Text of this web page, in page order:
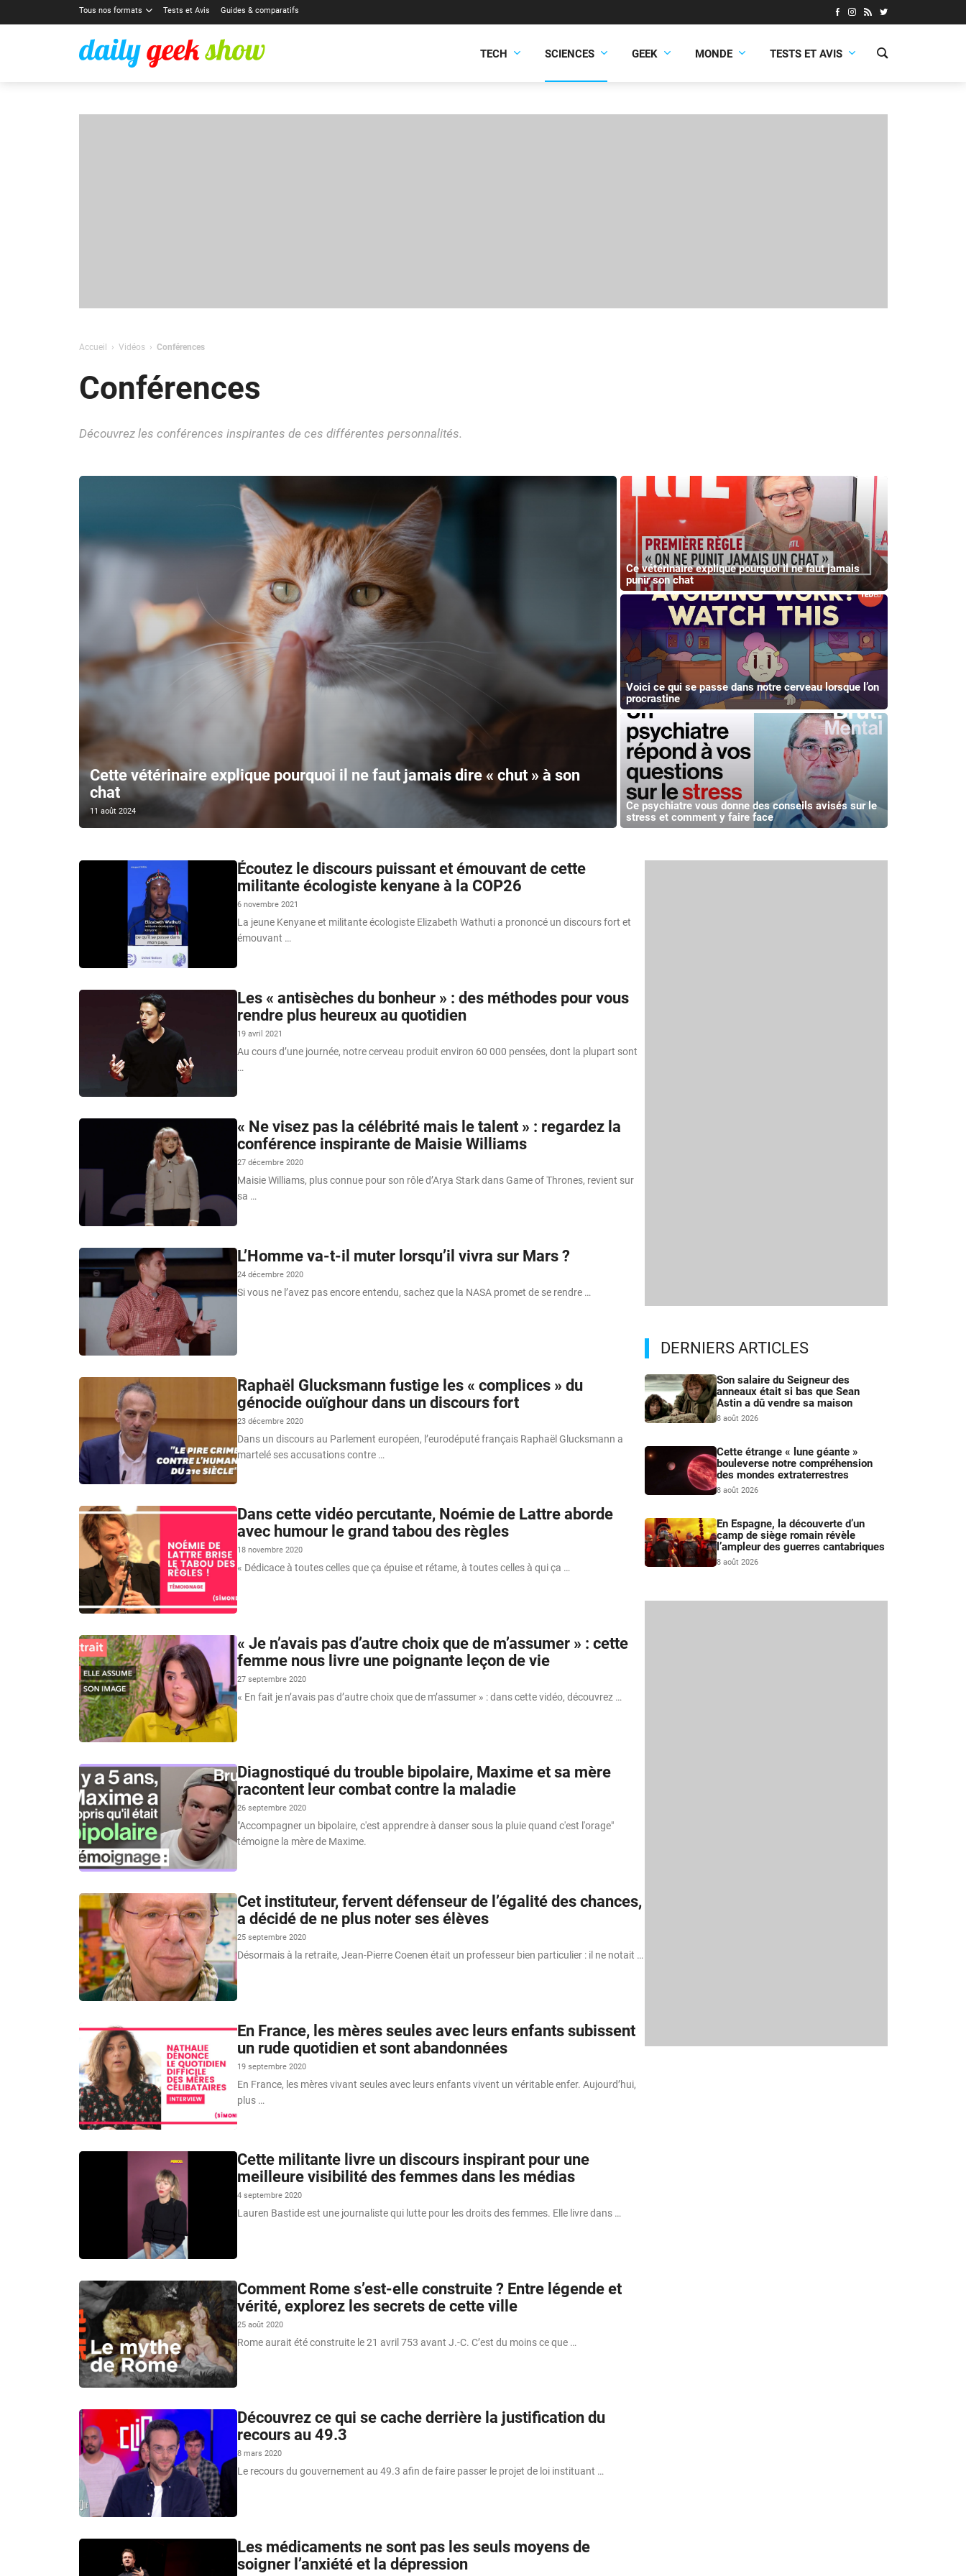
Tous nos formats Tests et Avis Guides & comparatifs
TECH SCIENCES GEEK MONDE TESTS ET AVIS
Accueil Vidéos Conférences
Conférences
Découvrez les conférences inspirantes de ces différentes personnalités.
Cette vétérinaire explique pourquoi il ne faut jamais dire « chut » à son
chat
11 août 2024
Ce vétérinaire explique pourquoi il ne faut jamais
punir son chat
Voici ce qui se passe dans notre cerveau lorsque l’on
procrastine
Ce psychiatre vous donne des conseils avisés sur le
stress et comment y faire face
Écoutez le discours puissant et émouvant de cette
militante écologiste kenyane à la COP26
6 novembre 2021
La jeune Kenyane et militante écologiste Elizabeth Wathuti a prononcé un discours fort et
émouvant …
Les « antisèches du bonheur » : des méthodes pour vous
rendre plus heureux au quotidien
19 avril 2021
Au cours d’une journée, notre cerveau produit environ 60 000 pensées, dont la plupart sont
…
« Ne visez pas la célébrité mais le talent » : regardez la
conférence inspirante de Maisie Williams
27 décembre 2020
Maisie Williams, plus connue pour son rôle d’Arya Stark dans Game of Thrones, revient sur
sa …
L’Homme va-t-il muter lorsqu’il vivra sur Mars ?
24 décembre 2020
Si vous ne l’avez pas encore entendu, sachez que la NASA promet de se rendre …
Raphaël Glucksmann fustige les « complices » du
génocide ouïghour dans un discours fort
23 décembre 2020
Dans un discours au Parlement européen, l’eurodéputé français Raphaël Glucksmann a
martelé ses accusations contre …
Dans cette vidéo percutante, Noémie de Lattre aborde
avec humour le grand tabou des règles
18 novembre 2020
« Dédicace à toutes celles que ça épuise et rétame, à toutes celles à qui ça …
« Je n’avais pas d’autre choix que de m’assumer » : cette
femme nous livre une poignante leçon de vie
27 septembre 2020
« En fait je n’avais pas d’autre choix que de m’assumer » : dans cette vidéo, découvrez …
Diagnostiqué du trouble bipolaire, Maxime et sa mère
racontent leur combat contre la maladie
26 septembre 2020
"Accompagner un bipolaire, c'est apprendre à danser sous la pluie quand c'est l'orage"
témoigne la mère de Maxime.
Cet instituteur, fervent défenseur de l’égalité des chances,
a décidé de ne plus noter ses élèves
25 septembre 2020
Désormais à la retraite, Jean-Pierre Coenen était un professeur bien particulier : il ne notait …
En France, les mères seules avec leurs enfants subissent
un rude quotidien et sont abandonnées
19 septembre 2020
En France, les mères vivant seules avec leurs enfants vivent un véritable enfer. Aujourd’hui,
plus …
Cette militante livre un discours inspirant pour une
meilleure visibilité des femmes dans les médias
4 septembre 2020
Lauren Bastide est une journaliste qui lutte pour les droits des femmes. Elle livre dans …
Comment Rome s’est-elle construite ? Entre légende et
vérité, explorez les secrets de cette ville
25 août 2020
Rome aurait été construite le 21 avril 753 avant J.-C. C’est du moins ce que …
Découvrez ce qui se cache derrière la justification du
recours au 49.3
8 mars 2020
Le recours du gouvernement au 49.3 afin de faire passer le projet de loi instituant …
Les médicaments ne sont pas les seuls moyens de
soigner l’anxiété et la dépression
DERNIERS ARTICLES
Son salaire du Seigneur des
anneaux était si bas que Sean
Astin a dû vendre sa maison
8 août 2026
Cette étrange « lune géante »
bouleverse notre compréhension
des mondes extraterrestres
8 août 2026
En Espagne, la découverte d’un
camp de siège romain révèle
l’ampleur des guerres cantabriques
8 août 2026